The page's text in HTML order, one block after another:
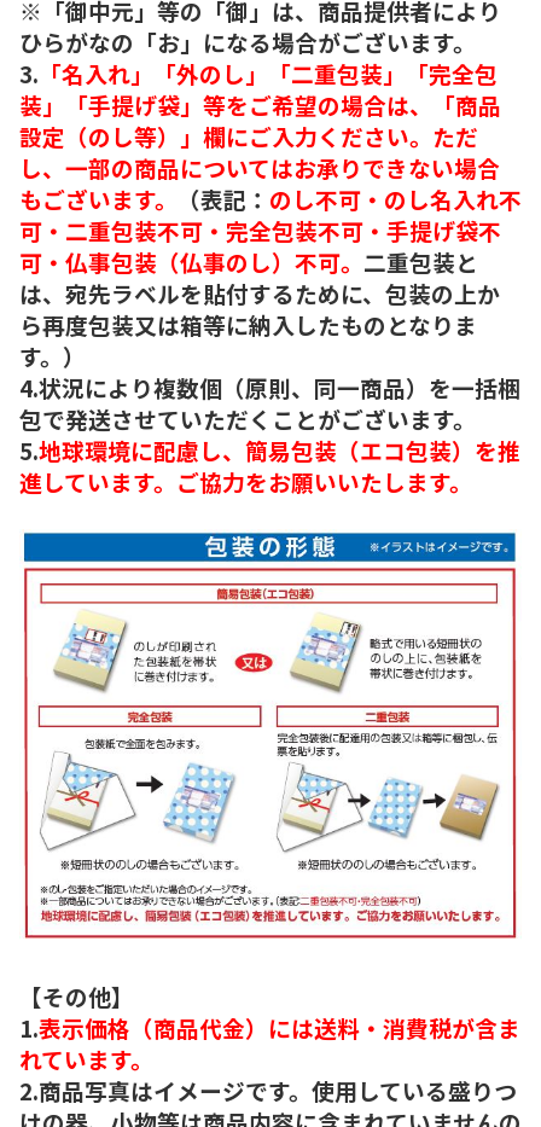
※「御中元」等の「御」は、商品提供者により
ひらがなの「お」になる場合がございます。
3. 「名入れ」「外のし」「二重包装」「完全包
装」「手提げ袋」等をご希望の場合は、「商品
設定（のし等）」欄にご入力ください。ただ
し、一部の商品についてはお承りできない場合
もございます。
（表記： のし不可・のし名入れ不
可・二重包装不可・完全包装不可・手提げ袋不
可・仏事包装（仏事のし）不可。 二重包装と
は、宛先ラベルを貼付するために、包装の上か
ら再度包装又は箱等に納入したものとなりま
す。）
4.状況により複数個（原則、同一商品）を一括梱
包で発送させていただくことがございます。
5.地球環境に配慮し、簡易包装（エコ包装）を推
進しています。ご協力をお願いいたします。
【その他】
1.表示価格（商品代金）には送料・消費税が含ま
れています。
2.商品写真はイメージです。使用している盛りつ